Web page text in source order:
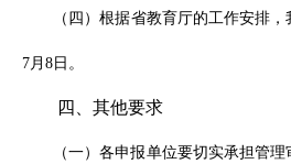
（四）根据省教育厅的工作安排，
7月8日。
四、其他要求
（一）各申报单位要切实承担管理